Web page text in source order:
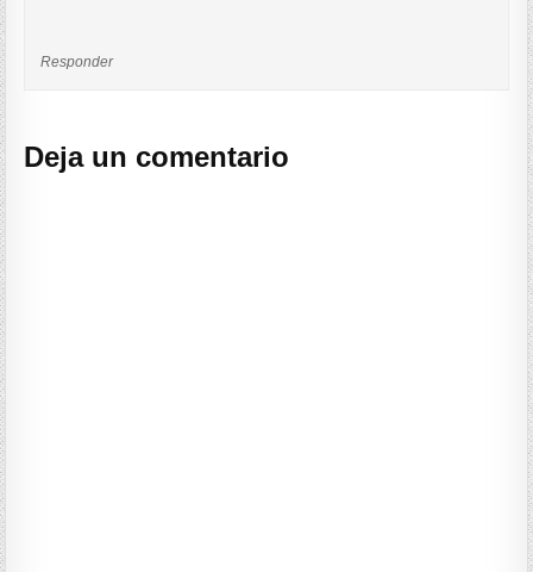
Responder
Deja un comentario